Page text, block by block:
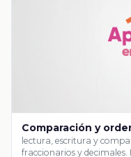
Comparación y
lectura, escritura y
fraccionarios y decimales.